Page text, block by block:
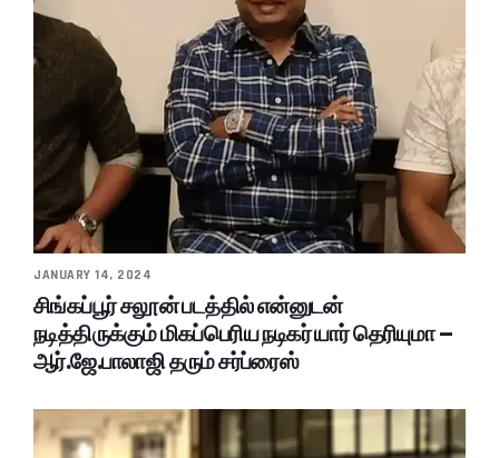
JANUARY 14, 2024
சிங்கப்பூர் சலூன் படத்தில் என்னுடன்
நடித்திருக்கும் மிகப்பெரிய நடிகர் யார் தெரியுமா –
ஆர்.ஜே.பாலாஜி தரும் சர்ப்ரைஸ்